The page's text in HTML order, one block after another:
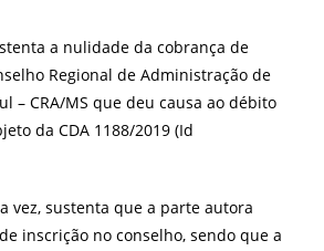
a nulidade da cobrança de
Regional de Administração de
– CRA/MS que deu causa ao débito
da CDA 1188/2019 (Id
vez, sustenta que a parte autora
inscrição no conselho, sendo que a